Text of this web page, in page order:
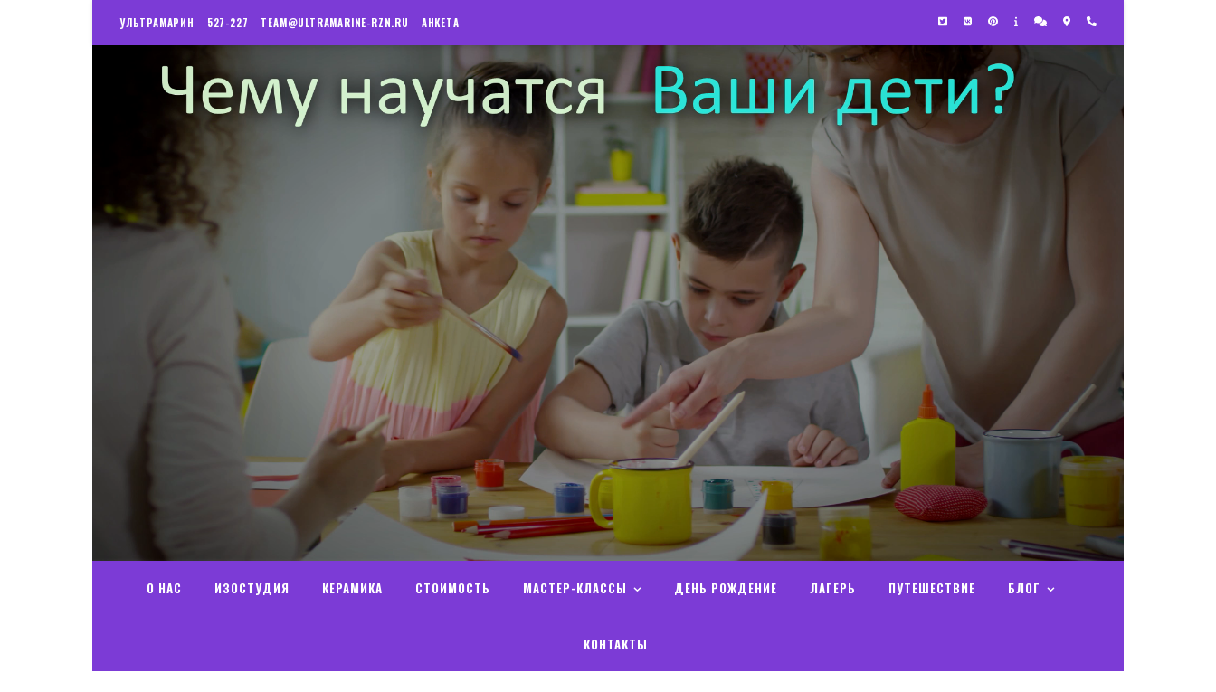
УЛЬТРАМАРИН 527-227 TEAM@ULTRAMARINE-RZN.RU АНКЕТА
О НАС ИЗОСТУДИЯ КЕРАМИКА СТОИМОСТЬ МАСТЕР-КЛАССЫ ДЕНЬ РОЖДЕНИЕ ЛАГЕРЬ ПУТЕШЕСТВИЕ БЛОГ
КОНТАКТЫ